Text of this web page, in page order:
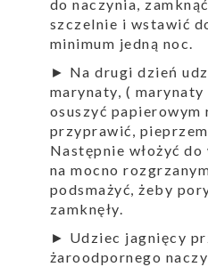
do naczynia,
szczelnie i wstawić
minimum jedną noc.
► Na drugi dzień
marynaty, ( marynaty
osuszyć papierowym
przyprawić,
Następnie włożyć
na mocno
podsmażyć, żeby
zamknęły.
► Udziec jagnięcy
żaroodpornego